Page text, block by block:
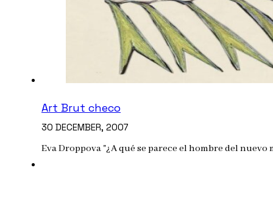
Art Brut checo
30 DECEMBER, 2007
Eva Droppova "¿A qué se parece el hombre del